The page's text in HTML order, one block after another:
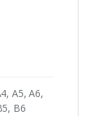
A5, A6,
B6